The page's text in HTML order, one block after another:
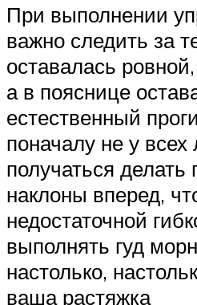
При выполнении
важно следить за
оставалась
а в пояснице
естественный
поначалу не у
получаться делать
наклоны вперед,
недостаточной
выполнять гуд
настолько,
ваша растяжка